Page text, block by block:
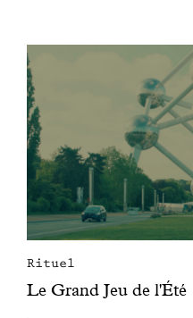
Rituel
Le Grand Jeu de l'Été